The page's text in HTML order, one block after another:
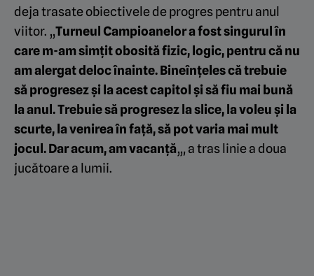
deja trasate obiectivele de progres pentru anul
viitor. „Turneul Campioanelor a fost singurul în
care m-am simțit obosită fizic, logic, pentru că nu
am alergat deloc înainte. Bineînțeles că trebuie
să progresez și la acest capitol și să fiu mai bună
la anul. Trebuie să progresez la slice, la voleu și la
scurte, la venirea în față, să pot varia mai mult
jocul. Dar acum, am vacanță„, a tras linie a doua
jucătoare a lumii.